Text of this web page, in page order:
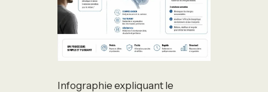
Infographie expliquant le